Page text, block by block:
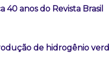
anos do Revista Brasil
de hidrogênio